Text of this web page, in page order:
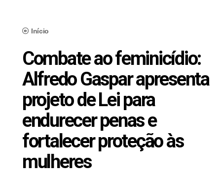
Início
Combate ao feminicídio:
Alfredo Gaspar apresenta
projeto de Lei para
endurecer penas e
fortalecer proteção às
mulheres